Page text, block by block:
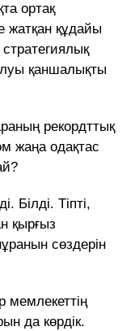
ортақ
жатқан құдайы
қаншалықты
рекордттық
жаңа одақтас
Білді. Тіпті,
қырғыз
сөздерін
мемлекеттің
да көрдік.